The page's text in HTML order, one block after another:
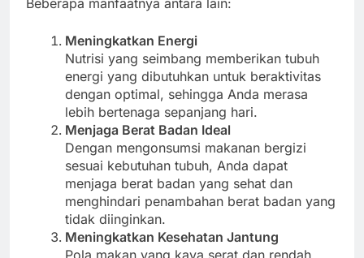
Beberapa manfaatnya antara lain:
Meningkatkan Energi
Nutrisi yang seimbang memberikan tubuh
energi yang dibutuhkan untuk beraktivitas
dengan optimal, sehingga Anda merasa
lebih bertenaga sepanjang hari.
Menjaga Berat Badan Ideal
Dengan mengonsumsi makanan bergizi
sesuai kebutuhan tubuh, Anda dapat
menjaga berat badan yang sehat dan
menghindari penambahan berat badan yang
tidak diinginkan.
Meningkatkan Kesehatan Jantung